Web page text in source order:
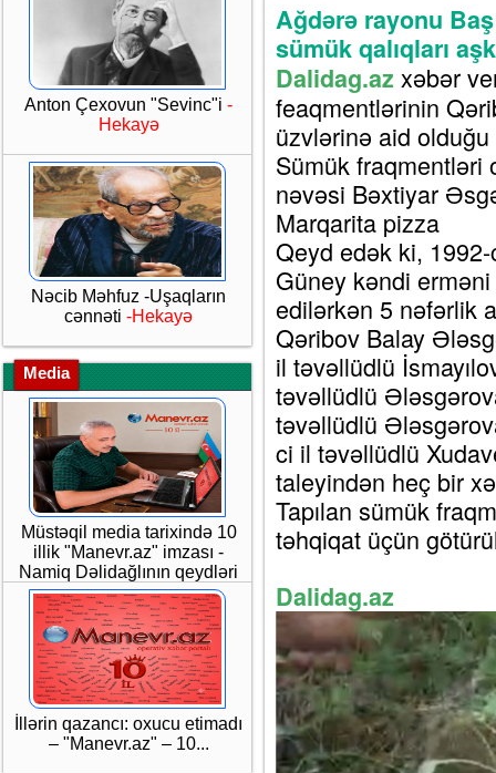
Anton Çexovun "Sevinc"i -
Hekayə
Nəcib Məhfuz -Uşaqların
cənnəti -Hekayə
Media
Müstəqil media tarixində 10
illik "Manevr.az" imzası -
Namiq Dəlidağlının qeydləri
İllərin qazancı: oxucu etimadı
– "Manevr.az" – 10...
Ağdərə rayonu
sümük qalıqları
Dalidag.az xəbər
feaqmentlərinin
üzvlərinə aid
Sümük fraqmentləri
nəvəsi Bəxtiyar
Marqarita pizza
Qeyd edək ki, 1992-
Güney kəndi
edilərkən 5 nəfərlik
Qəribov Balay
il təvəllüdlü
təvəllüdlü
təvəllüdlü
ci il təvəllüdlü
taleyindən heç bir
Tapılan sümük
təhqiqat üçün
Dalidag.az